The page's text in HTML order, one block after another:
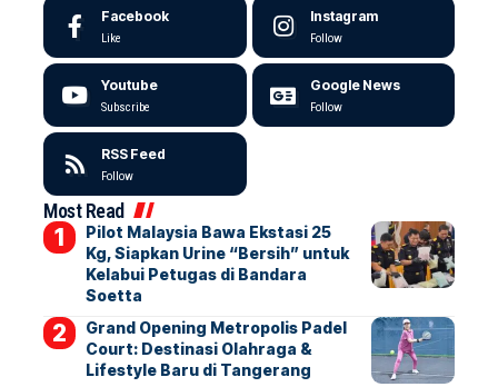
Facebook
Like
Instagram
Follow
Youtube
Subscribe
Google News
Follow
RSS Feed
Follow
Most Read
Pilot Malaysia Bawa Ekstasi 25
Kg, Siapkan Urine “Bersih” untuk
Kelabui Petugas di Bandara
Soetta
Grand Opening Metropolis Padel
Court: Destinasi Olahraga &
Lifestyle Baru di Tangerang